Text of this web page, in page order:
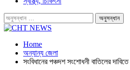
Home
অন্যান্য জেলা
সংবিধানের পঞ্চদশ সংশোধনী বাতিলের